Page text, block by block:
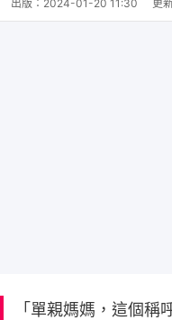
出版： 2024-01-20 11:30 更
「單親媽媽，這個